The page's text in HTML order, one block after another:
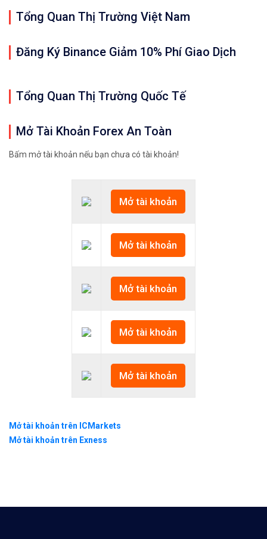
Tổng Quan Thị Trường Việt Nam
Đăng Ký Binance Giảm 10% Phí Giao Dịch
Tổng Quan Thị Trường Quốc Tế
Mở Tài Khoản Forex An Toàn
Bấm mở tài khoản nếu bạn chưa có tài khoản!
Mở tài khoản
Mở tài khoản
Mở tài khoản
Mở tài khoản
Mở tài khoản
Mở tài khoản trên ICMarkets
Mở tài khoản trên Exness